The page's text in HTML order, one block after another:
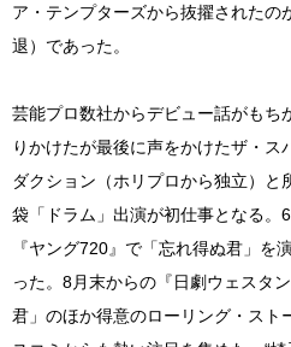
ア・テンプターズから抜擢されたの
退）であった。
芸能プロ数社からデビュー話がもち
りかけたが最後に声をかけたザ・ス
ダクション（ホリプロから独立）
袋「ドラム」出演が初仕事となる。
『ヤング720』で「忘れ得ぬ君」を
った。8月末からの『日劇ウェスタ
君」のほか得意のローリング・スト